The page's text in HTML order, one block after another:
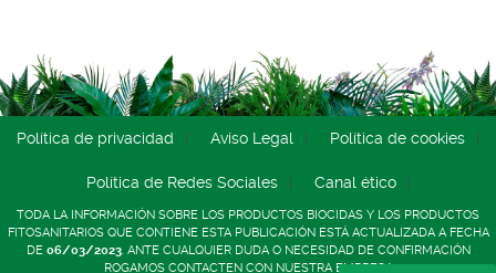
Política de privacidad Aviso Legal Política de cookies
Política de Redes Sociales Canal ético
TODA LA INFORMACIÓN SOBRE LOS PRODUCTOS BIOCIDAS Y LOS PRODUCTOS
FITOSANITARIOS QUE CONTIENE ESTA PUBLICACIÓN ESTÁ ACTUALIZADA A FECHA
DE 06/03/2023. ANTE CUALQUIER DUDA O NECESIDAD DE CONFIRMACIÓN
ROGAMOS CONTACTEN CON NUESTRA EMPRESA